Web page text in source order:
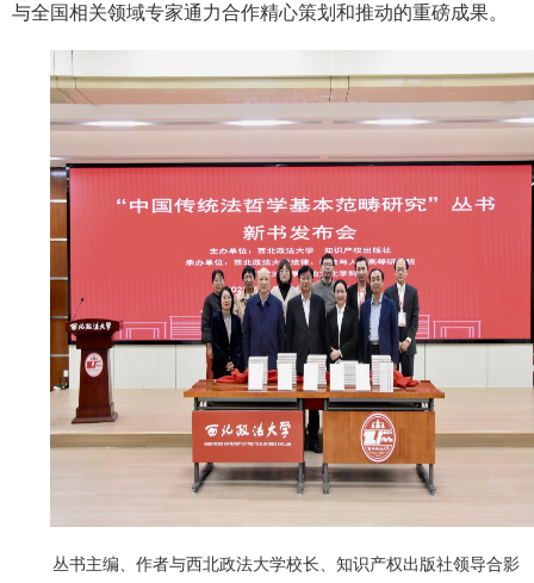
与全国相关领域专家通力合作精心策划和推动的重磅成果。
丛书主编、作者与西北政法大学校长、知识产权出版社领导合影